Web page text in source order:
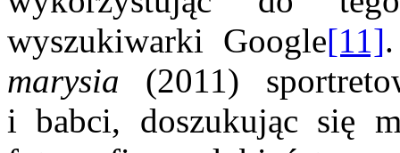
wyszukiwarki Google[11]
marysia (2011)
i babci, doszukując się